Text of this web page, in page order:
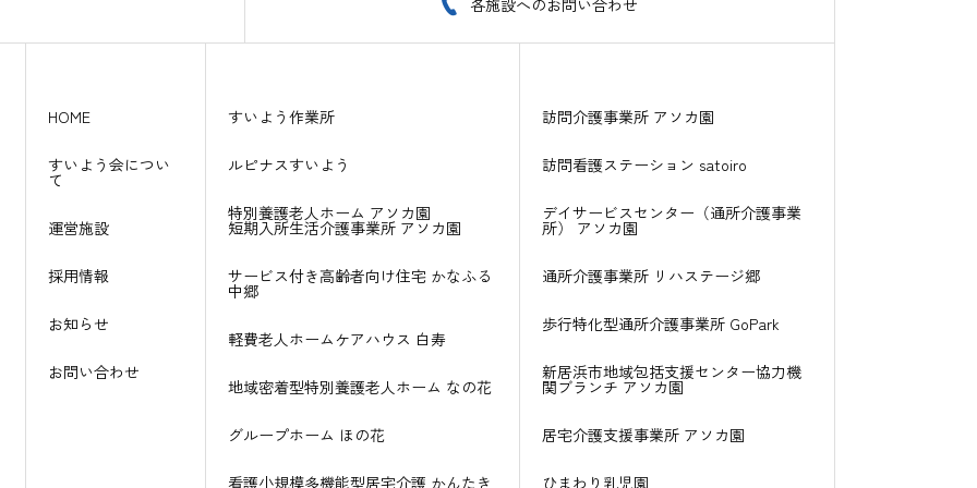
HOME
すいよう会につい
て
運営施設
採用情報
お知らせ
お問い合わせ
すいよう作業所
ルピナスすいよう
特別養護老人ホーム アソカ園
短期入所生活介護事業所 アソカ園
サービス付き高齢者向け住宅 かなふる
中郷
軽費老人ホームケアハウス 白寿
地域密着型特別養護老人ホーム なの花
グループホーム ほの花
看護小規模多機能型居宅介護 かんたき
訪問介護事業所 アソカ園
訪問看護ステーション satoiro
デイサービスセンター（通所介護事業
所） アソカ園
通所介護事業所 リハステージ郷
歩行特化型通所介護事業所 GoPark
新居浜市地域包括支援センター協力機
関ブランチ アソカ園
居宅介護支援事業所 アソカ園
ひまわり乳児園